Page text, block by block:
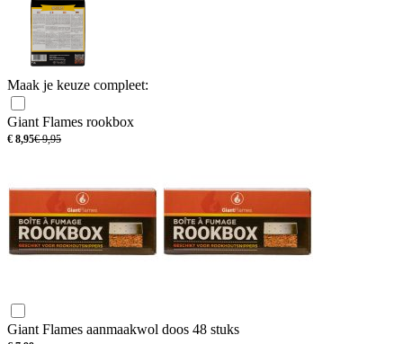
Maak je keuze compleet:
Giant Flames rookbox
€ 8,95€9,95
Giant Flames aanmaakwol doos 48 stuks